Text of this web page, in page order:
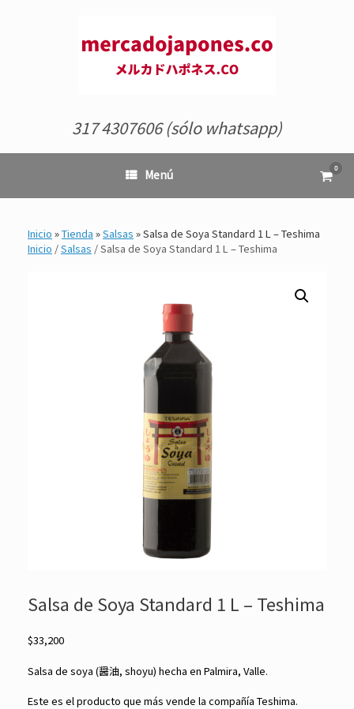
317 4307606 (sólo whatsapp)
Menú Ver
el
0
Inicio »Tienda »Salsas »Salsa de Soya Standard 1 L – Teshima
Inicio /Salsas / Salsa de Soya Standard 1 L – Teshima
Salsa de Soya Standard 1 L – Teshima
$33,200
Salsa de soya (醤油, shoyu) hecha en Palmira, Valle.
Este es el producto que más vende la compañía Teshima.